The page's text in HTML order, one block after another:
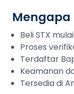
Mengapa
Beli STX
Proses
Terdaftar
Keamanan
Tersedia di